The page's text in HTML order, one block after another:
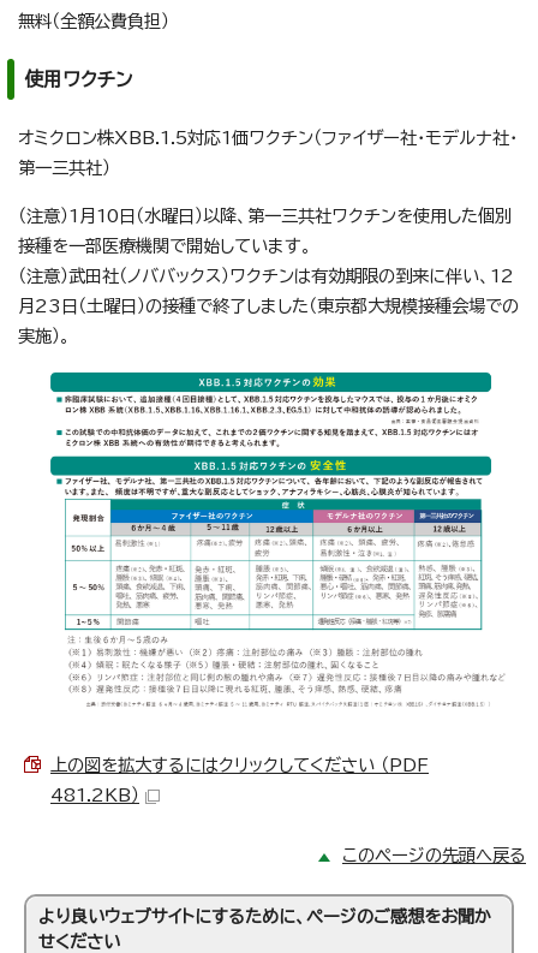
無料（全額公費負担）
使用ワクチン
オミクロン株XBB.1.5対応1価ワクチン（ファイザー社・モデルナ社・
第一三共社）
（注意）1月10日（水曜日）以降、第一三共社ワクチンを使用した個別
接種を一部医療機関で開始しています。
（注意）武田社（ノババックス）ワクチンは有効期限の到来に伴い、12
月23日（土曜日）の接種で終了しました（東京都大規模接種会場での
実施）。
上の図を拡大するにはクリックしてください （PDF
481.2KB）
このページの先頭へ戻る
より良いウェブサイトにするために、ページのご感想をお聞か
せください